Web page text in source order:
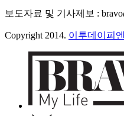
보도자료 및 기사제보 :
Copyright 2014. 이투데이피